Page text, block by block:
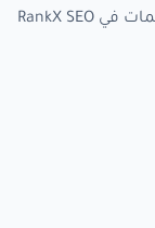
للمنتجات. ويمكنك الاستفادة من أداة تحليل الكلمات في RankX SEO